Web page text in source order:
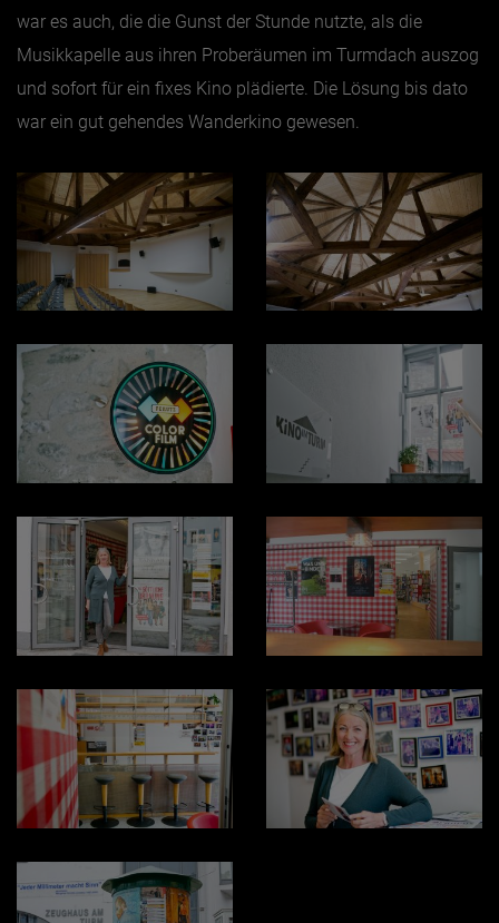
April
September
Oktober
Dezember
war es auch, die die Gunst der Stunde nutzte, als die
Musikkapelle aus ihren Proberäumen im Turmdach auszog
und sofort für ein fixes Kino plädierte. Die Lösung bis dato
war ein gut gehendes Wanderkino gewesen.